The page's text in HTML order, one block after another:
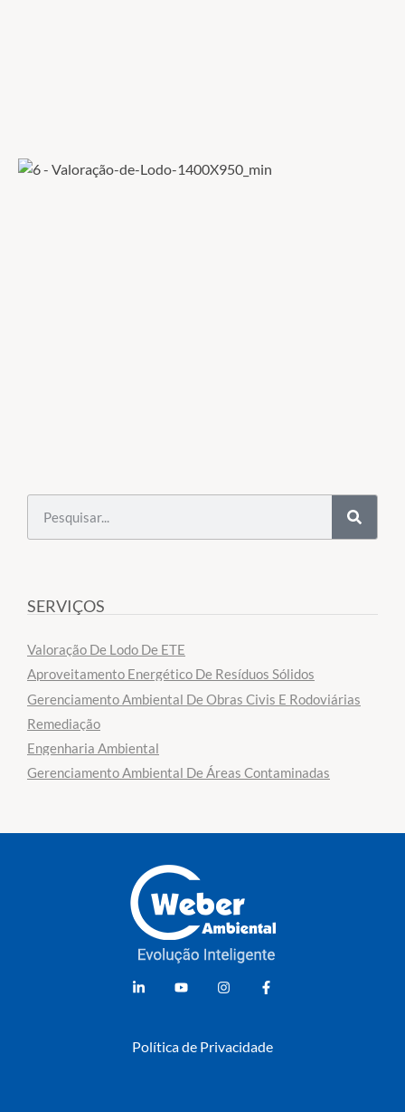
SERVIÇOS
Valoração De Lodo De ETE
Aproveitamento Energético De Resíduos Sólidos
Gerenciamento Ambiental De Obras Civis E Rodoviárias
Remediação
Engenharia Ambiental
Gerenciamento Ambiental De Áreas Contaminadas
Política de Privacidade